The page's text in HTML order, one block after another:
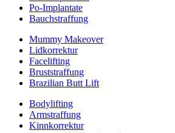
Po-Implantate
Bauchstraffung
Mummy Makeover
Lidkorrektur
Facelifting
Bruststraffung
Brazilian Butt Lift
Bodylifting
Armstraffung
Kinnkorrektur